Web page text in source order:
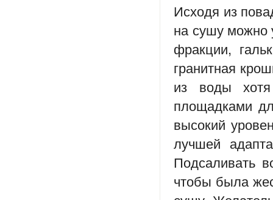
Исходя из
на сушу можно
фракции,
гранитная
из воды
площадками
высокий
лучшей
Подсаливать
чтобы была